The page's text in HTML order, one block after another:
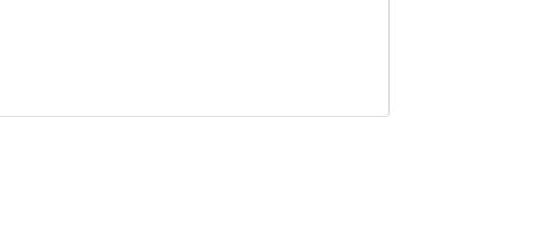
kinderen hierover in gesprek en hen